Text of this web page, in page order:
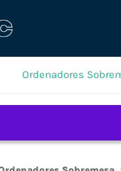
Ordenadores